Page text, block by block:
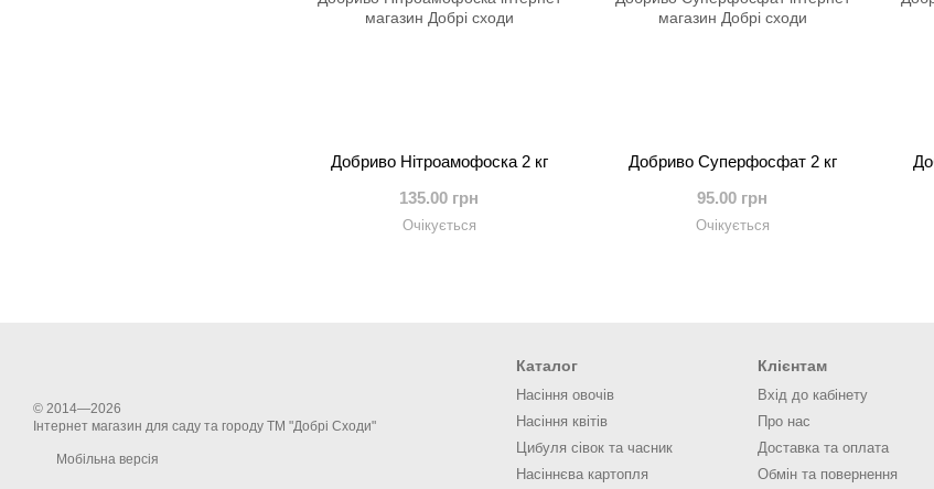
Добриво Нітроамофоска 2 кг
135.00 грн
Очікується
Добриво Суперфосфат 2 кг
95.00 грн
Очікується
© 2014—2026
Інтернет магазин для саду та городу ТМ "Добрі Сходи"
Мобільна версія
Каталог
Насіння овочів
Насіння квітів
Цибуля сівок та часник
Насіннєва картопля
Клієнтам
Вхід до кабінету
Про нас
Доставка та оплата
Обмін та повернення